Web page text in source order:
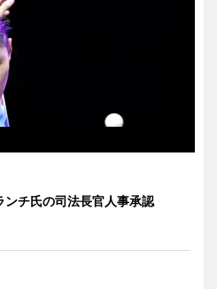
ンチ氏の司法長官人事承認